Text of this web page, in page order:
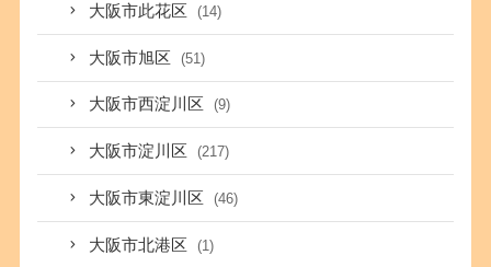
大阪市此花区 (14)
大阪市旭区 (51)
大阪市西淀川区 (9)
大阪市淀川区 (217)
大阪市東淀川区 (46)
大阪市北港区 (1)